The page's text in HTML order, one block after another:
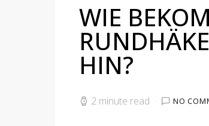
WIE
HIN?
2 minute read NO